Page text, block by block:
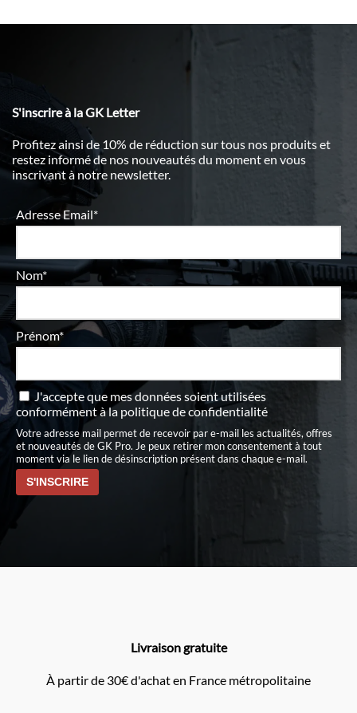
S'inscrire à la GK Letter
Profitez ainsi de 10% de réduction sur tous nos produits et
restez informé de nos nouveautés du moment en vous
inscrivant à notre newsletter.
Adresse Email*
Nom*
Prénom*
J'accepte que mes données soient utilisées
conformément àla politique de confidentialité
Votre adresse mail permet de recevoir par e-mail les actualités, offres
et nouveautés de GK Pro. Je peux retirer mon consentement à tout
moment via le lien de désinscription présent dans chaque e-mail.
Livraison gratuite
À partir de 30€ d'achat en France métropolitaine